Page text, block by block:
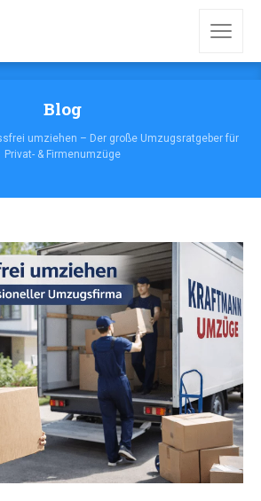
Blog
umziehen – Der große Umzugsratgeber für
Privat- & Firmenumzüge